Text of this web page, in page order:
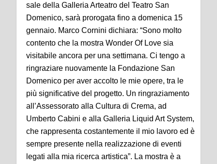
sale della Galleria Arteatro del Teatro San
Domenico, sarà prorogata fino a domenica 15
gennaio. Marco Cornini dichiara: “Sono molto
contento che la mostra Wonder Of Love sia
visitabile ancora per una settimana. Ci tengo a
ringraziare nuovamente la Fondazione San
Domenico per aver accolto le mie opere, tra le
più significative del progetto. Un ringraziamento
all’Assessorato alla Cultura di Crema, ad
Umberto Cabini e alla Galleria Liquid Art System,
che rappresenta costantemente il mio lavoro ed è
sempre presente nella realizzazione di eventi
legati alla mia ricerca artistica”. La mostra è a